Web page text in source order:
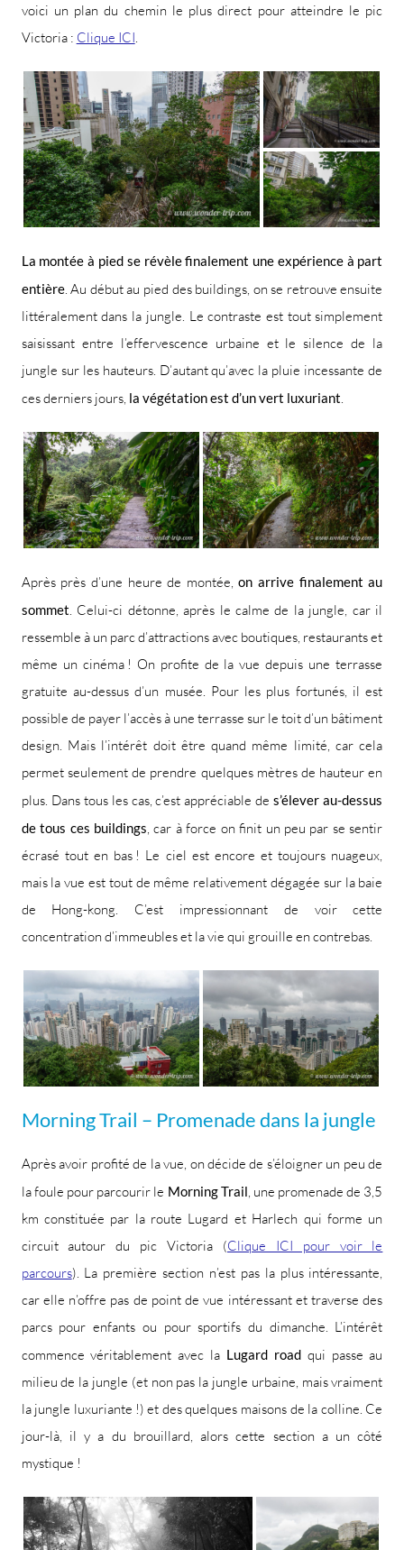
voici un plan du chemin le plus direct pour atteindre le pic
Victoria : Clique ICI
La montée à pied se révèle finalement une expérience à part
entière. Au début au pied des buildings, on se retrouve ensuite
littéralement dans la jungle. Le contraste est tout simplement
saisissant entre l’effervescence urbaine et le silence de la
jungle sur les hauteurs. D’autant qu’avec la pluie incessante de
ces derniers jours, la végétation est d’un vert luxuriant
Après près d’une heure de montée,on arrive finalement au
sommet . Celui-ci détonne, après le calme de la jungle, car il
ressemble à un parc d’attractions avec boutiques, restaurants et
même un cinéma ! On profite de la vue depuis une terrasse
gratuite au-dessus d’un musée. Pour les plus fortunés, il est
possible de payer l’accès à une terrasse sur le toit d’un bâtiment
design. Mais l’intérêt doit être quand même limité, car cela
permet seulement de prendre quelques mètres de hauteur en
plus. Dans tous les cas, c’est appréciable des’élever au-dessus
de tous ces buildings , car à force on finit un peu par se sentir
écrasé tout en bas ! Le ciel est encore et toujours nuageux,
mais la vue est tout de même relativement dégagée sur la baie
de Hong-kong. C’est impressionnant de voir cette
concentration d’immeubles et la vie qui grouille en contrebas.
Morning Trail – Promenade dans la jungle
Après avoir profité de la vue, on décide de s’éloigner un peu de
la foule pour parcourir le Morning Trail , une promenade de 3,5
km constituée par la route Lugard et Harlech qui forme un
circuit autour du pic Victoria (Clique ICI pour voir le
parcours). La première section n’est pas la plus intéressante,
car elle n’offre pas de point de vue intéressant et traverse des
parcs pour enfants ou pour sportifs du dimanche. L’intérêt
commence véritablement avec la Lugard roadqui passe au
milieu de la jungle (et non pas la jungle urbaine, mais vraiment
la jungle luxuriante !) et des quelques maisons de la colline. Ce
jour-là, il y a du brouillard, alors cette section a un côté
mystique !